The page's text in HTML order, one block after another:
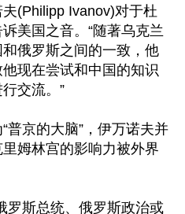
(Philipp Ivanov)对于杜
美国之音。“随著乌克兰
俄罗斯之间的一致，他
现在尝试和中国的知识
交流。”
普京的大脑”，伊万诺夫并
姆林宫的影响力被外界
罗斯总统、俄罗斯政治或